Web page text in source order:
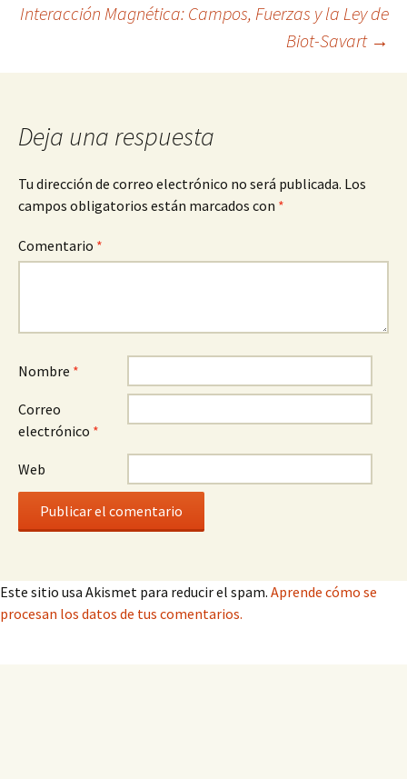
de
entradas
Interacción Magnética: Campos, Fuerzas y la Ley de
Biot-Savart →
Deja una respuesta
Tu dirección de correo electrónico no será publicada. Los
campos obligatorios están marcados con *
Comentario *
Nombre *
Correo
electrónico *
Web
Este sitio usa Akismet para reducir el spam. Aprende cómo se
procesan los datos de tus comentarios.